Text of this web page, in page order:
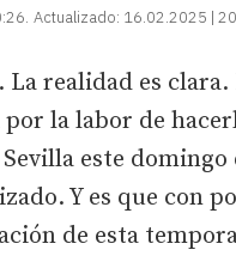
Actualizado: 16.02.2025 |
La realidad es
la labor de
este
Y es que con
de esta